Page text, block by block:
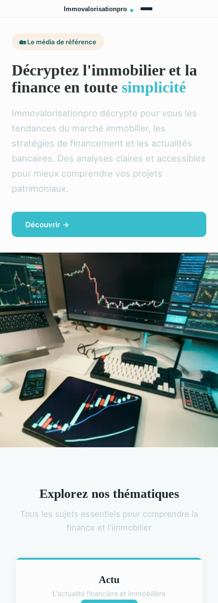
🏡 Le média de référence
Décryptez l'immobilier et la
finance en toute simplicité
Immovalorisationpro décrypte pour vous les
tendances du marché immobilier, les
stratégies de financement et les actualités
bancaires. Des analyses claires et accessibles
pour mieux comprendre vos projets
patrimoniaux.
Découvrir →
Explorez nos thématiques
Tous les sujets essentiels pour comprendre la
finance et l'immobilier
Actu
L'actualité financière et immobilière